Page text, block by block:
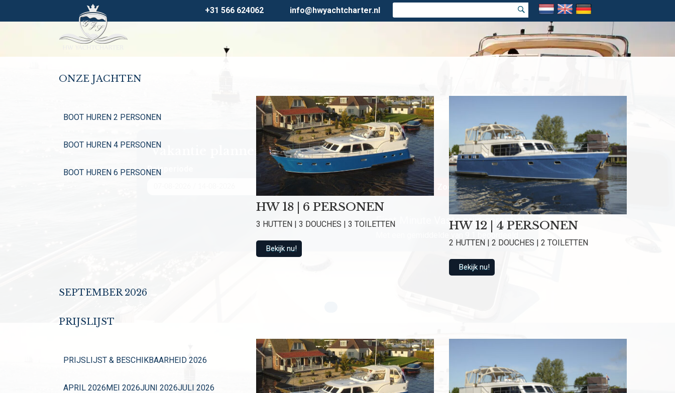
+31 566 624062 info@hwyachtcharter.nl
Vakantie planner
Reisperiode
Personen
Zoek vakantie
First Minute Vaste prijs garantie!
Met een gemiddelde van 9.1 beoordeeld
ONZE JACHTEN
BOOT HUREN 2 PERSONEN
BOOT HUREN 4 PERSONEN
BOOT HUREN 6 PERSONEN
HW 18 | 6 PERSONEN
3 HUTTEN | 3 DOUCHES | 3 TOILETTEN
Bekijk nu!
HW 12 | 4 PERSONEN
2 HUTTEN | 2 DOUCHES | 2 TOILETTEN
Bekijk nu!
SEPTEMBER 2026
PRIJSLIJST
PRIJSLIJST & BESCHIKBAARHEID 2026
APRIL 2026MEI 2026JUNI 2026JULI 2026